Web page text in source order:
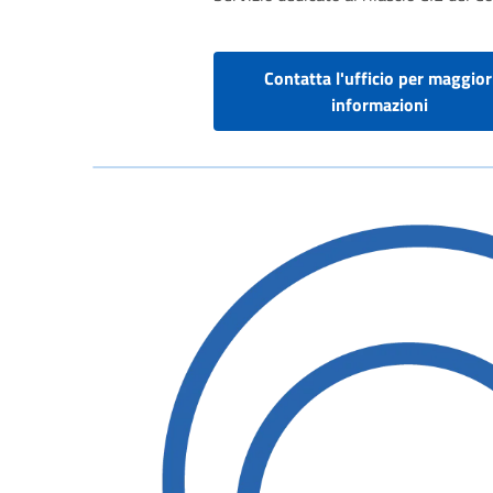
Contatta l'ufficio per
informazioni